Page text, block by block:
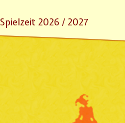
Spielzeit 2026 / 2027